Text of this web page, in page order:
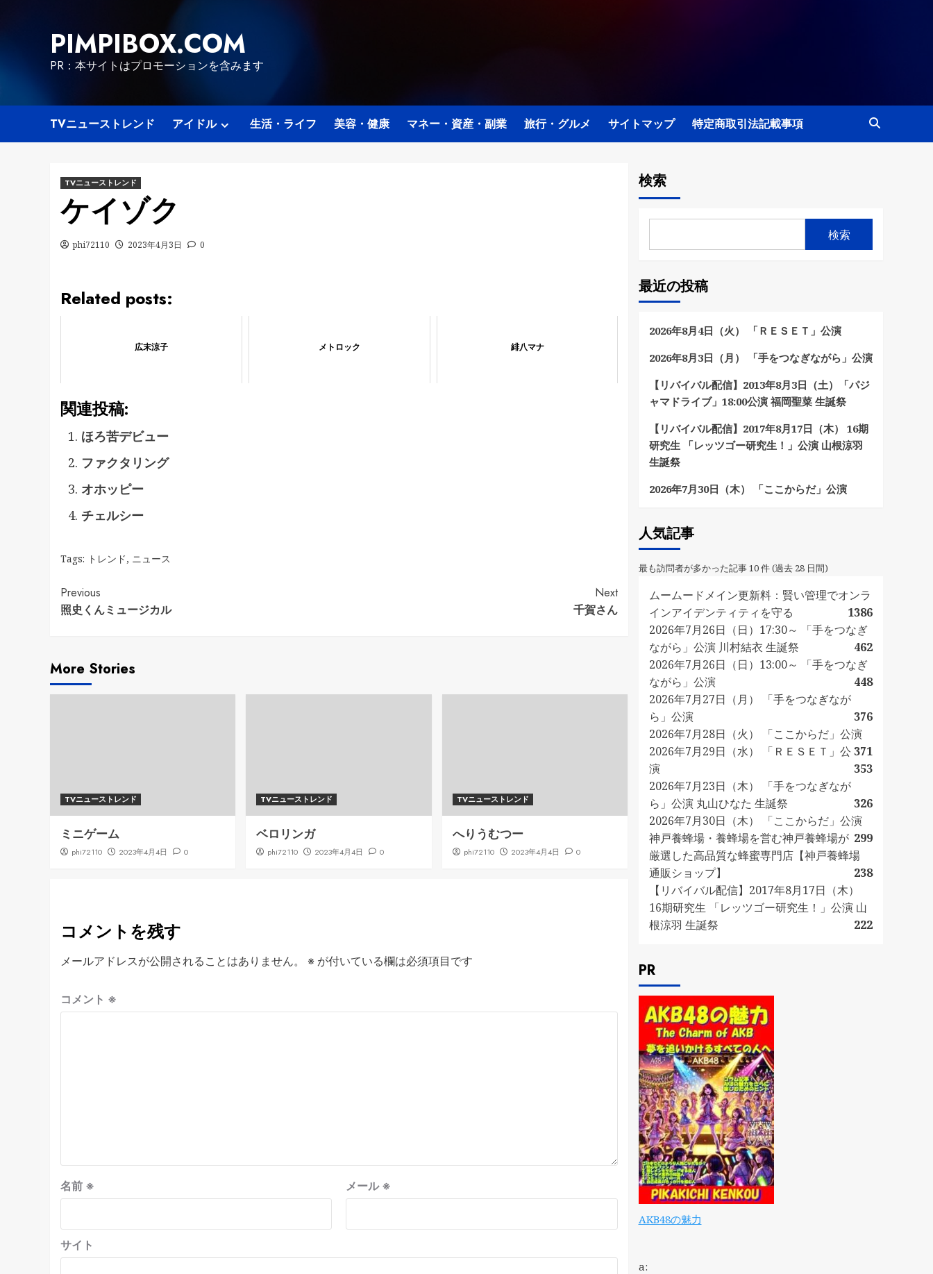
PIMPIBOX.COM
PR：本サイトはプロモーションを含みます
TVニューストレンド アイドル 生活・ライフ 美容・健康 マネー・資産・副業 旅行・グルメ サイトマップ 特定商取引法記載事項
TVニューストレンド
ケイゾク
phi72110 2023年4月3日 0
Related posts:
広末涼子 メトロック 緋八マナ
関連投稿:
ほろ苦デビュー
ファクタリング
オホッピー
チェルシー
Tags: トレンド, ニュース
Continue
Reading
Previous
照史くんミュージカル
Next
千賀さん
More Stories
TVニューストレンド
ミニゲーム
phi72110 2023年4月4日 0
TVニューストレンド
ベロリンガ
phi72110 2023年4月4日 0
TVニューストレンド
へりうむつー
phi72110 2023年4月4日 0
コメントを残す
メールアドレスが公開されることはありません。 ※ が付いている欄は必須項目です
コメント ※
名前 ※ メール※
サイト
検索
検索
最近の投稿
2026年8月4日（火） 「ＲＥＳＥＴ」公演
2026年8月3日（月） 「手をつなぎながら」公演
【リバイバル配信】2013年8月3日（土）「パジ
ャマドライブ」18:00公演 福岡聖菜 生誕祭
【リバイバル配信】2017年8月17日（木） 16期
研究生 「レッツゴー研究生！」公演 山根涼羽
生誕祭
2026年7月30日（木） 「ここからだ」公演
人気記事
最も訪問者が多かった記事 10 件 (過去 28 日間)
ムームードメイン更新料：賢い管理でオンラ
インアイデンティティを守る
1386
2026年7月26日（日）17:30～ 「手をつなぎ
ながら」公演 川村結衣 生誕祭
462
2026年7月26日（日）13:00～ 「手をつなぎ
ながら」公演
448
2026年7月27日（月） 「手をつなぎなが
ら」公演
376
2026年7月28日（火） 「ここからだ」公演
371
2026年7月29日（水） 「ＲＥＳＥＴ」公
演
353
2026年7月23日（木） 「手をつなぎなが
ら」公演 丸山ひなた 生誕祭
326
2026年7月30日（木） 「ここからだ」公演
299
神戸養蜂場・養蜂場を営む神戸養蜂場が
厳選した高品質な蜂蜜専門店【神戸養蜂場
通販ショップ】
238
【リバイバル配信】2017年8月17日（木）
16期研究生 「レッツゴー研究生！」公演 山
根涼羽 生誕祭
222
PR
AKB48の魅力
a: